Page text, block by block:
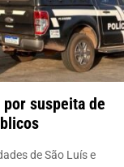
suspeita de
de São Luís e